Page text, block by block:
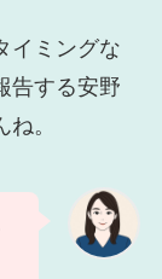
イミングな
告する安野
。